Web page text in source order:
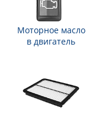
Моторное масло
в двигатель